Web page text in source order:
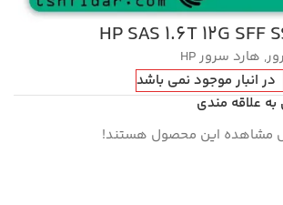
, هارد سرور HP
در انبار موجود نمی باشد
به علاقه مندی
مشاهده این محصول هستند!